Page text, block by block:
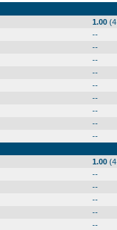
1.00
--
--
--
--
--
--
--
--
--
1.00
--
--
--
--
--